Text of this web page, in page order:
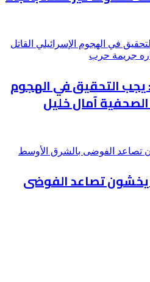
يجب التحقيق في الهجوم
الصحفية آمال خليل
يخشون تصاعد الفوضى